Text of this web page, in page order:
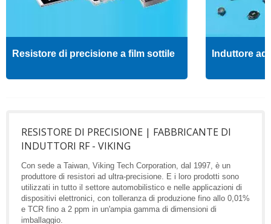
Resistore di precisione a film sottile Induttore
RESISTORE DI PRECISIONE | FABBRICANTE DI
INDUTTORI RF - VIKING
Con sede a Taiwan, Viking Tech Corporation, dal 1997, è un
produttore di resistori ad ultra-precisione. E i loro prodotti sono
utilizzati in tutto il settore automobilistico e nelle applicazioni di
dispositivi elettronici, con tolleranza di produzione fino allo 0,01%
e TCR fino a 2 ppm in un'ampia gamma di dimensioni di
imballaggio.